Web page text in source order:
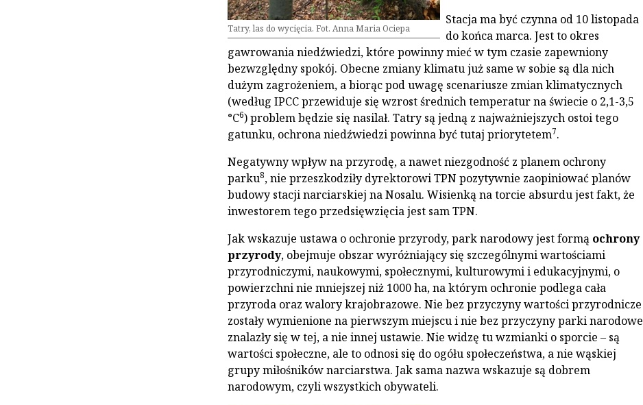
Tatry, las do wycięcia. Fot. Anna Maria Ociepa
Stacja ma być czynna od 10 listopada
do końca marca. Jest to okres
gawrowania niedźwiedzi, które powinny mieć w tym czasie zapewniony
bezwzględny spokój. Obecne zmiany klimatu już same w sobie są dla nich
dużym zagrożeniem, a biorąc pod uwagę scenariusze zmian klimatycznych
(według IPCC przewiduje się wzrost średnich temperatur na świecie o 2,1-3,5
°C6) problem będzie się nasilał. Tatry są jedną z najważniejszych ostoi tego
gatunku, ochrona niedźwiedzi powinna być tutaj priorytetem7.
Negatywny wpływ na przyrodę, a nawet niezgodność z planem ochrony
parku8, nie przeszkodziły dyrektorowi TPN pozytywnie zaopiniować planów
budowy stacji narciarskiej na Nosalu. Wisienką na torcie absurdu jest fakt, że
inwestorem tego przedsięwzięcia jest sam TPN.
Jak wskazuje ustawa o ochronie przyrody, park narodowy jest formą ochrony
przyrody, obejmuje obszar wyróżniający się szczególnymi wartościami
przyrodniczymi, naukowymi, społecznymi, kulturowymi i edukacyjnymi, o
powierzchni nie mniejszej niż 1000 ha, na którym ochronie podlega cała
przyroda oraz walory krajobrazowe. Nie bez przyczyny wartości przyrodnicze
zostały wymienione na pierwszym miejscu i nie bez przyczyny parki narodowe
znalazły się w tej, a nie innej ustawie. Nie widzę tu wzmianki o sporcie – są
wartości społeczne, ale to odnosi się do ogółu społeczeństwa, a nie wąskiej
grupy miłośników narciarstwa. Jak sama nazwa wskazuje są dobrem
narodowym, czyli wszystkich obywateli.